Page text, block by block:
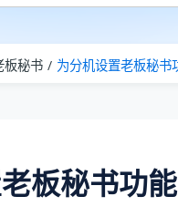
板秘书 为分机设置老板秘书
板秘书功能